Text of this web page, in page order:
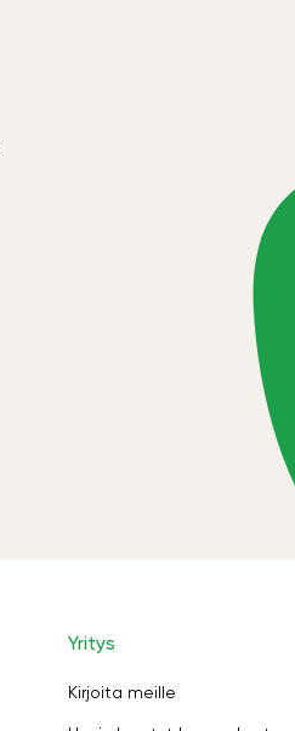
Yritys
Kirjoita meille